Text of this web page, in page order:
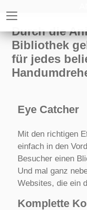
Durch die
Bibliothek
für jedes
Eye Catcher
Mit den richtigen
einfach in den
Besucher einen
Und mal ganz
Websites, die ein
Komplette